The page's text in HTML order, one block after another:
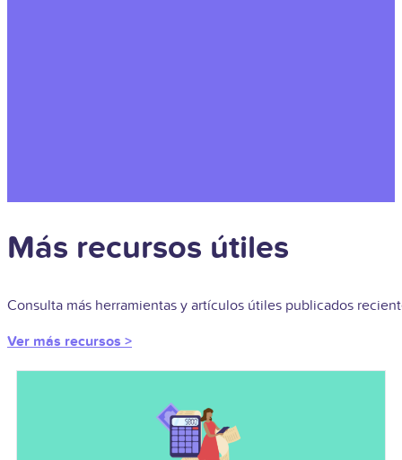
Más recursos útiles
Consulta más herramientas y artículos útiles publicados
Ver más recursos >